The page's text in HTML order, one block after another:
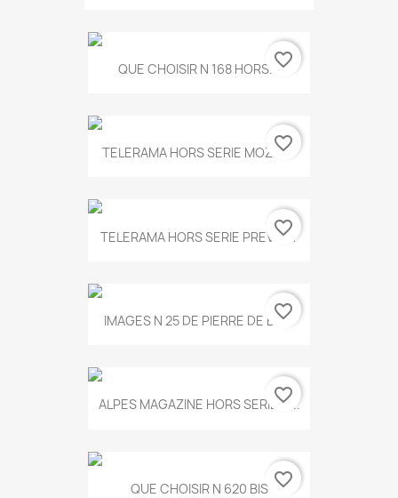
QUE CHOISIR N 168 HORS...favorite_border
TELERAMA HORS SERIE MOZART
favorite_border
TELERAMA HORS SERIE PREVERT
favorite_border
IMAGES N 25 DE PIERRE DE BOIS
favorite_border
ALPES MAGAZINE HORS SERIE N...
favorite_border
QUE CHOISIR N 620 BIS favorite_border